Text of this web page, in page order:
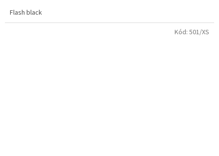
Flash black
Kód: 501/XS